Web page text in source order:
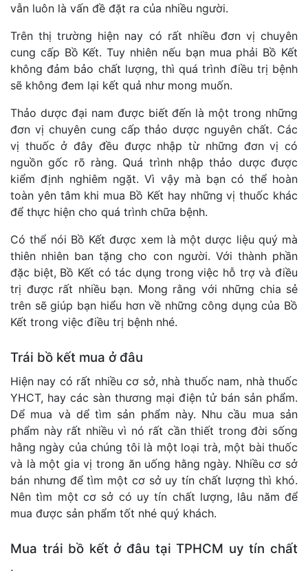
vẫn luôn là vấn đề đặt ra của nhiều người.
Trên thị trường hiện nay có rất nhiều đơn vị chuyên
cung cấp Bồ Kết. Tuy nhiên nếu bạn mua phải Bồ Kết
không đảm bảo chất lượng, thì quá trình điều trị bệnh
sẽ không đem lại kết quả như mong muốn.
Thảo dược đại nam được biết đến là một trong những
đơn vị chuyên cung cấp thảo dược nguyên chất. Các
vị thuốc ở đây đều được nhập từ những đơn vị có
nguồn gốc rõ ràng. Quá trình nhập thảo dược được
kiểm định nghiêm ngặt. Vì vậy mà bạn có thể hoàn
toàn yên tâm khi mua Bồ Kết hay những vị thuốc khác
để thực hiện cho quá trình chữa bệnh.
Có thể nói Bồ Kết được xem là một dược liệu quý mà
thiên nhiên ban tặng cho con người. Với thành phần
đặc biệt, Bồ Kết có tác dụng trong việc hỗ trợ và điều
trị được rất nhiều bạn. Mong rằng với những chia sẻ
trên sẽ giúp bạn hiểu hơn về những công dụng của Bồ
Kết trong việc điều trị bệnh nhé.
Trái bồ kết mua ở đâu
Hiện nay có rất nhiều cơ sở, nhà thuốc nam, nhà thuốc
YHCT, hay các sàn thương mại điện tử bán sản phẩm.
Dể mua và dể tìm sản phẩm này. Nhu cầu mua sản
phẩm này rất nhiều vì nó rất cần thiết trong đời sống
hằng ngày của chúng tôi là một loại trà, một bài thuốc
và là một gia vị trong ăn uống hằng ngày. Nhiều cơ sở
bán nhưng để tìm một cơ sở uy tín chất lượng thì khó.
Nên tìm một cơ sở có uy tín chất lượng, lâu năm để
mua được sản phẩm tốt nhé quý khách.
Mua trái bồ kết ở đâu tại TPHCM uy tín chất